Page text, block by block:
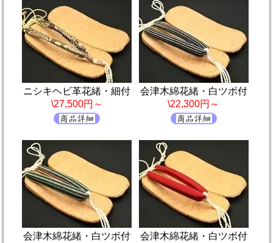
ニシキヘビ革花緒・細付
\27,500円～
会津木綿花緒・白ツボ付
\22,300円～
会津木綿花緒・白ツボ付
会津木綿花緒・白ツボ付